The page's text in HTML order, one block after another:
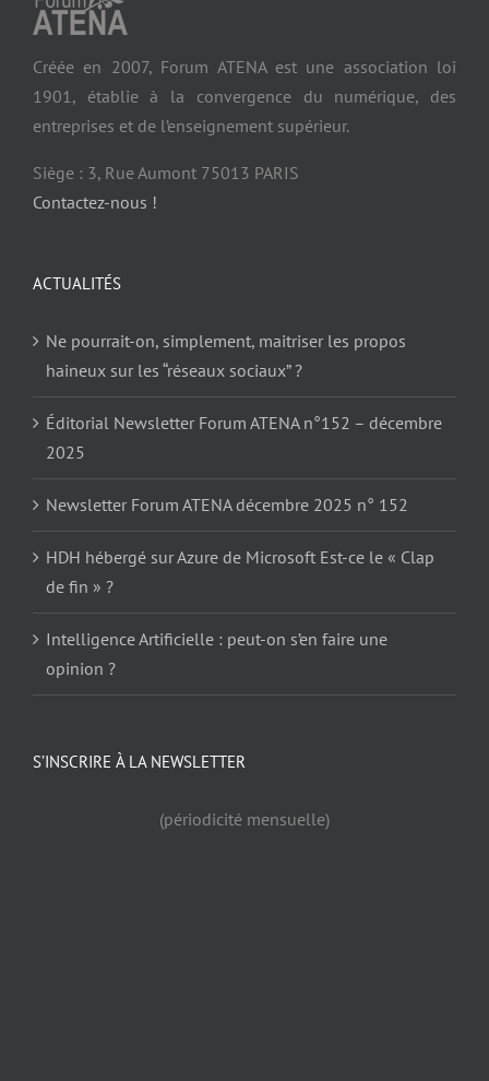
Créée en 2007, Forum ATENA est une association loi
1901, établie à la convergence du numérique, des
entreprises et de l’enseignement supérieur.
Siège : 3, Rue Aumont 75013 PARIS
Contactez-nous !
ACTUALITÉS
Ne pourrait-on, simplement, maitriser les propos
haineux sur les “réseaux sociaux” ?
Éditorial Newsletter Forum ATENA n°152 – décembre
2025
Newsletter Forum ATENA décembre 2025 n° 152
HDH hébergé sur Azure de Microsoft Est-ce le « Clap
de fin » ?
Intelligence Artificielle : peut-on s’en faire une
opinion ?
S’INSCRIRE À LA NEWSLETTER
(périodicité mensuelle)